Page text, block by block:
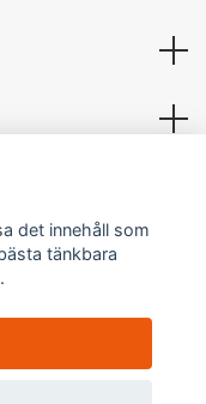
Quickbutik
det innehåll som
tänkbara